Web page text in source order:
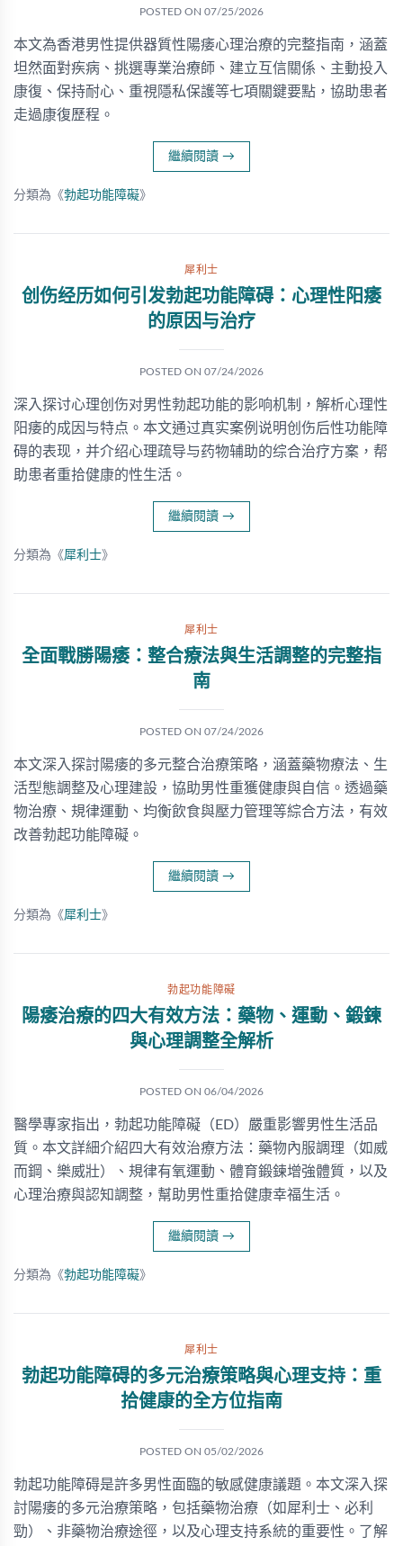
POSTED ON 07/25/2026
本文為香港男性提供器質性陽痿心理治療的完整指南，涵蓋
坦然面對疾病、挑選專業治療師、建立互信關係、主動投入
康復、保持耐心、重視隱私保護等七項關鍵要點，協助患者
走過康復歷程。
繼續閱讀 →
分類為《勃起功能障礙》
犀利士
创伤经历如何引发勃起功能障碍：心理性阳痿
的原因与治疗
POSTED ON 07/24/2026
深入探讨心理创伤对男性勃起功能的影响机制，解析心理性
阳痿的成因与特点。本文通过真实案例说明创伤后性功能障
碍的表现，并介绍心理疏导与药物辅助的综合治疗方案，帮
助患者重拾健康的性生活。
繼續閱讀 →
分類為《犀利士》
犀利士
全面戰勝陽痿：整合療法與生活調整的完整指
南
POSTED ON 07/24/2026
本文深入探討陽痿的多元整合治療策略，涵蓋藥物療法、生
活型態調整及心理建設，協助男性重獲健康與自信。透過藥
物治療、規律運動、均衡飲食與壓力管理等綜合方法，有效
改善勃起功能障礙。
繼續閱讀 →
分類為《犀利士》
勃起功能障礙
陽痿治療的四大有效方法：藥物、運動、鍛鍊
與心理調整全解析
POSTED ON 06/04/2026
醫學專家指出，勃起功能障礙（ED）嚴重影響男性生活品
質。本文詳細介紹四大有效治療方法：藥物內服調理（如威
而鋼、樂威壯）、規律有氧運動、體育鍛鍊增強體質，以及
心理治療與認知調整，幫助男性重拾健康幸福生活。
繼續閱讀 →
分類為《勃起功能障礙》
犀利士
勃起功能障碍的多元治療策略與心理支持：重
拾健康的全方位指南
POSTED ON 05/02/2026
勃起功能障碍是許多男性面臨的敏感健康議題。本文深入探
討陽痿的多元治療策略，包括藥物治療（如犀利士、必利
勁）、非藥物治療途徑，以及心理支持系統的重要性。了解